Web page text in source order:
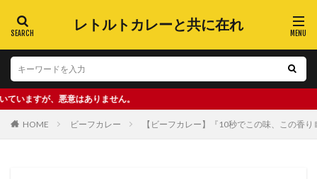
レトルトカレーと共に在れ
意はありません。
HOME ビーフカレー 【ビーフカレー】『10秒でこの味、この香